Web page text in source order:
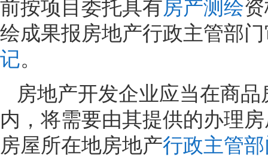
前按项目委托具有房产测绘
绘成果报房地产行政主管部
记。
房地产开发企业应当在商
内，将需要由其提供的办理
房屋所在地房地产行政主管